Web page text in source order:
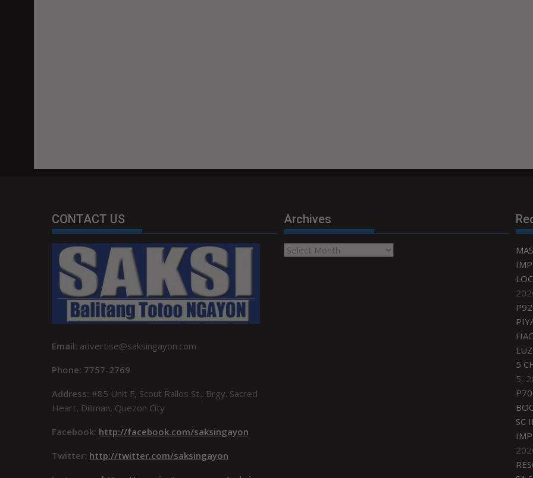
CONTACT US
Email: advertise@saksingayon.com
Phone: 7757-2769
Address: #85 Unit F, Scout Rallos St., Brgy. Sacred
Heart, Diliman, Quezon City
Facebook: http://facebook.com/saksingayon
Twitter: http://twitter.com/saksingayon
Archives
Archives
5
5,
SC